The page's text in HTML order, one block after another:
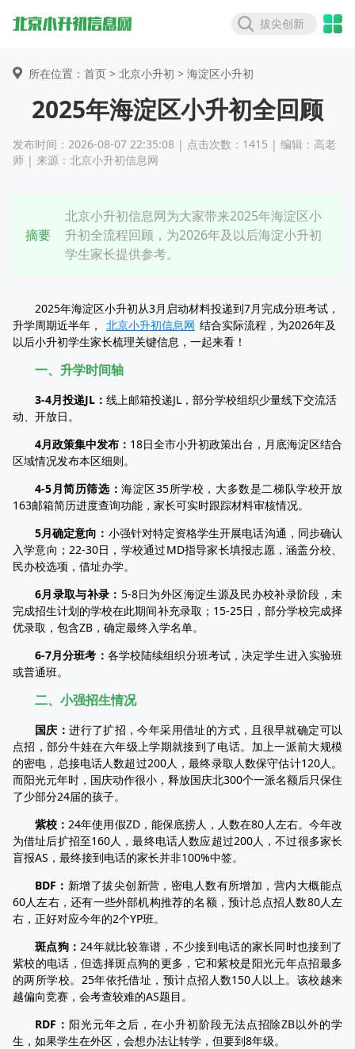
拔尖创新
所在位置：首页 > 北京小升初 > 海淀区小升初
2025年海淀区小升初全回顾
发布时间：2026-08-07 22:35:08 | 点击次数：1415 | 编辑：高老
师 | 来源：北京小升初信息网
摘要
北京小升初信息网为大家带来2025年海淀区小
升初全流程回顾，为2026年及以后海淀小升初
学生家长提供参考。
2025年海淀区小升初从3月启动材料投递到7月完成分班考试，
升学周期近半年，
北京小升初信息网 结合实际流程，为2026年及
以后小升初学生家长梳理关键信息，一起来看！
一、升学时间轴
3-4月投递JL： 线上邮箱投递JL，部分学校组织少量线下交流活
动、开放日。
4月政策集中发布： 18日全市小升初政策出台，月底海淀区结合
区域情况发布本区细则。
4-5月简历筛选：海淀区35所学校，大多数是二梯队学校开放
163邮箱简历进度查询功能，家长可实时跟踪材料审核情况。
5月确定意向： 小强针对特定资格学生开展电话沟通，同步确认
入学意向；22-30日，学校通过MD指导家长填报志愿，涵盖分校、
民办校选项，借址办学。
6月录取与补录： 5-8日为外区海淀生源及民办校补录阶段，未
完成招生计划的学校在此期间补充录取；15-25日，部分学校完成择
优录取，包含ZB，确定最终入学名单。
6-7月分班考： 各学校陆续组织分班考试，决定学生进入实验班
或普通班。
二、小强招生情况
国庆：进行了扩招，今年采用借址的方式，且很早就确定可以
点招，部分牛娃在六年级上学期就接到了电话。加上一派前大规模
的密电，总接电话人数超过200人，最终录取人数保守估计120人。
而阳光元年时，国庆动作很小，释放国庆北300个一派名额后只保住
了少部分24届的孩子。
紫校：24年使用假ZD，能保底捞人，人数在80人左右。今年改
为借址后扩招至160人，最终电话人数应超过200人，不过很多家长
盲报AS，最终接到电话的家长并非100%中签。
BDF： 新增了拔尖创新营，密电人数有所增加，营内大概能点
60人左右，还有一些外部机构推荐的名额，预计总点招人数80人左
右，正好对应今年的2个YP班。
斑点狗：24年就比较靠谱，不少接到电话的家长同时也接到了
紫校的电话，但选择斑点狗的更多，它和紫校是阳光元年点招最多
的两所学校。25年依托借址，预计点招人数150人以上。该校越来
越偏向竞赛，会考查较难的AS题目。
RDF： 阳光元年之后，在小升初阶段无法点招除ZB以外的学
生，如果学生在外区，会想办法让转学，但要到8年级。